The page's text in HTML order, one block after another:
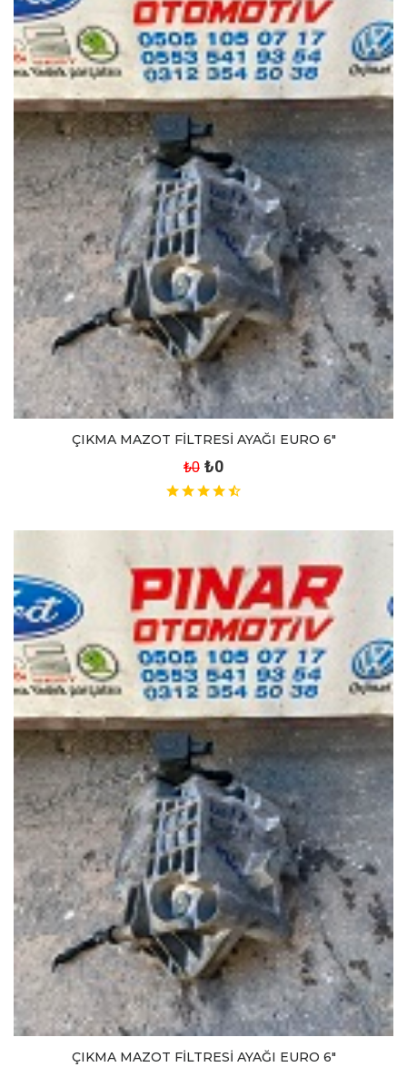
ÇIKMA MAZOT FİLTRESİ AYAĞI EURO 6"
₺0 ₺0
ÇIKMA MAZOT FİLTRESİ AYAĞI EURO 6"